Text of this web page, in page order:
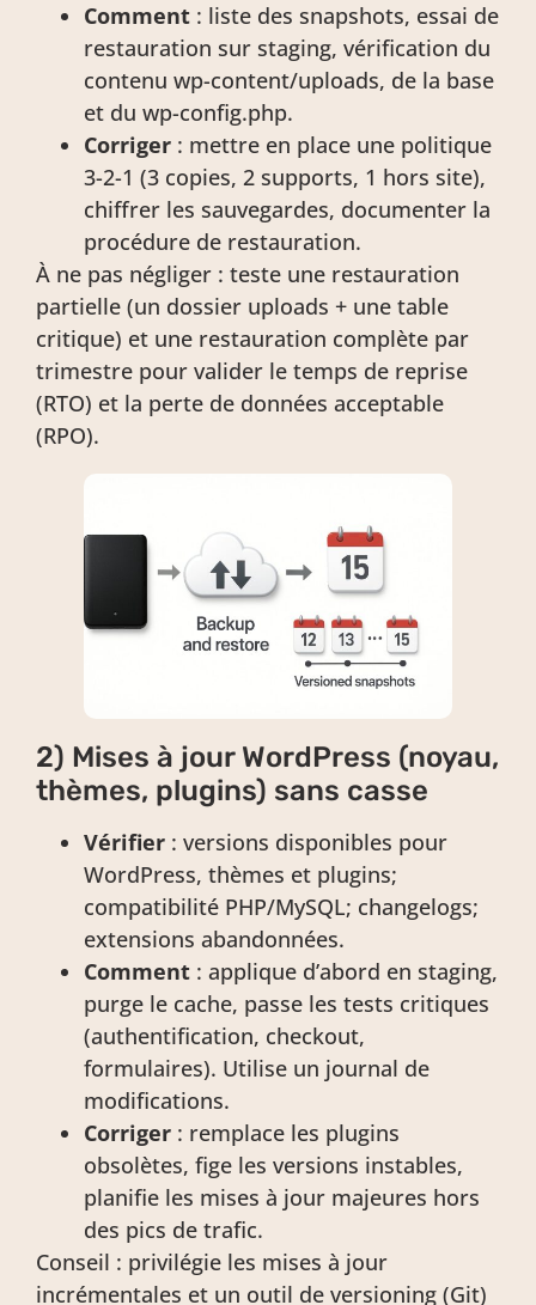
Comment : liste des snapshots, essai de
restauration sur staging, vérification du
contenu wp-content/uploads, de la base
et du wp-config.php.
Corriger : mettre en place une politique
3-2-1 (3 copies, 2 supports, 1 hors site),
chiffrer les sauvegardes, documenter la
procédure de restauration.
À ne pas négliger : teste une restauration
partielle (un dossier uploads + une table
critique) et une restauration complète par
trimestre pour valider le temps de reprise
(RTO) et la perte de données acceptable
(RPO).
2) Mises à jour WordPress (noyau,
thèmes, plugins) sans casse
Vérifier : versions disponibles pour
WordPress, thèmes et plugins;
compatibilité PHP/MySQL; changelogs;
extensions abandonnées.
Comment : applique d’abord en staging,
purge le cache, passe les tests critiques
(authentification, checkout,
formulaires). Utilise un journal de
modifications.
Corriger : remplace les plugins
obsolètes, fige les versions instables,
planifie les mises à jour majeures hors
des pics de trafic.
Conseil : privilégie les mises à jour
incrémentales et un outil de versioning (Git)